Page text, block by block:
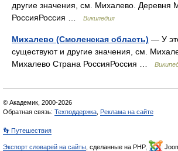
другие значения, см. Михалево. Деревня
РоссияРоссия …
Википедия
Михалево (Смоленская область) — У
существуют и другие значения, см.
Михалево Страна РоссияРоссия …
© Академик, 2000-2026
Обратная связь: Техподдержка Реклама на сайте
👣 Путешествия
Экспорт словарей на сайты , сделанные на PHP,